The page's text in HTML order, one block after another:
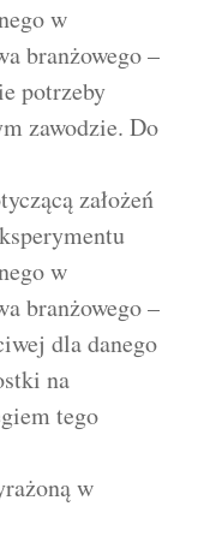
w
branżowego –
potrzeby
zawodzie. Do
założeń
w
branżowego –
dla danego
na
tego
w